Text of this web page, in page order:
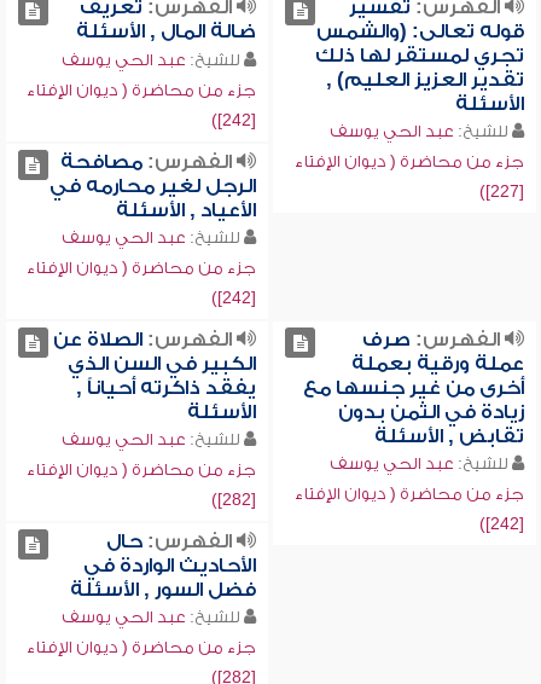
الفهرس: تفسير
قوله تعالى: (والشمس
تجري لمستقر لها ذلك
تقدير العزيز العليم) ,
الأسئلة
للشيخ: عبد الحي يوسف
جزء من محاضرة ( ديوان الإفتاء
[227])
الفهرس: تعريف
ضالة المال , الأسئلة
للشيخ: عبد الحي يوسف
جزء من محاضرة ( ديوان الإفتاء
[242])
الفهرس:مصافحة
الرجل لغير محارمه في
الأعياد , الأسئلة
للشيخ: عبد الحي يوسف
جزء من محاضرة ( ديوان الإفتاء
[242])
الفهرس: صرف
عملة ورقية بعملة
أخرى من غير جنسها مع
زيادة في الثمن بدون
تقابض , الأسئلة
للشيخ: عبد الحي يوسف
جزء من محاضرة ( ديوان الإفتاء
[242])
الفهرس:الصلاة عن
الكبير في السن الذي
يفقد ذاكرته أحياناً ,
الأسئلة
للشيخ: عبد الحي يوسف
جزء من محاضرة ( ديوان الإفتاء
[282])
الفهرس:حال
الأحاديث الواردة في
فضل السور , الأسئلة
للشيخ: عبد الحي يوسف
جزء من محاضرة ( ديوان الإفتاء
[282])